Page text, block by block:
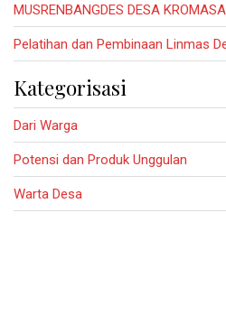
MUSRENBANGDES DESA
Pelatihan dan Pembinaan Linmas
Kategorisasi
Dari Warga
Potensi dan Produk Unggulan
Warta Desa